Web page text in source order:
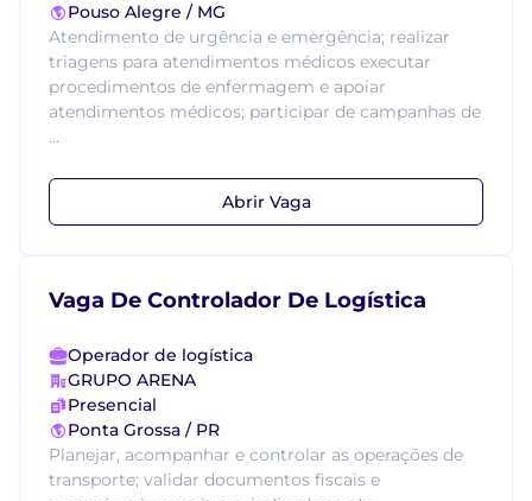
Pouso Alegre / MG
Atendimento de urgência e emergência; realizar
triagens para atendimentos médicos executar
procedimentos de enfermagem e apoiar
atendimentos médicos; participar de campanhas de
...
Abrir Vaga
Vaga De Controlador De Logística
Operador de logística
GRUPO ARENA
Presencial
Ponta Grossa / PR
Planejar, acompanhar e controlar as operações de
transporte; validar documentos fiscais e